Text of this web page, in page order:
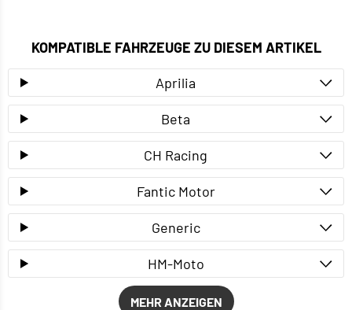
KOMPATIBLE FAHRZEUGE ZU DIESEM ARTIKEL
Aprilia
Beta
CH Racing
Fantic Motor
Generic
HM-Moto
MEHR ANZEIGEN